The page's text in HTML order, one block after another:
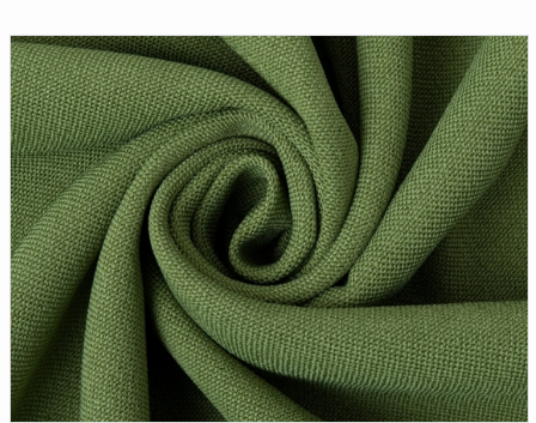
Текстильная галантерея и
фурнитура
Условия работы
Оплата и доставка
Как оформить заказ
Вакансии
Как нас найти
Написать нам
Доверенность на
получение груза
Документы по работе с
персональными данными
Письмо руководителю
Вопросы и ответы